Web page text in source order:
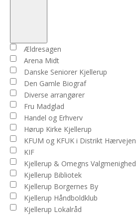
filter Close
Arrangører
Ældresagen
Arena Midt
Danske Seniorer Kjellerup
Den Gamle Biograf
Diverse arrangører
Fru Madglad
Handel og Erhverv
Hørup Kirke Kjellerup
KFUM og KFUK i Distrikt Hærvejen
KIF
Kjellerup & Omegns Valgmenighed
Kjellerup Bibliotek
Kjellerup Borgernes By
Kjellerup Håndboldklub
Kjellerup Lokalråd